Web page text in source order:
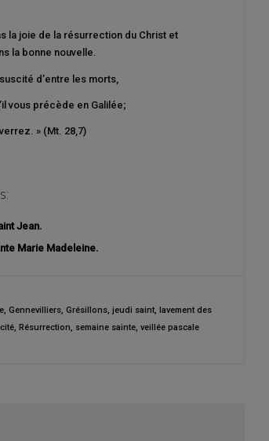
la joie de la résurrection du Christ et
la bonne nouvelle.
d’entre les morts,
vous précède en Galilée;
» (Mt. 28,7)
Jean.
Marie Madeleine.
, Gennevilliers, Grésillons, jeudi saint, lavement des
, Résurrection, semaine sainte, veillée pascale